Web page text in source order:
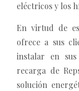
eléctricos y los
En virtud de
ofrece a sus
instalar en
recarga de
solución